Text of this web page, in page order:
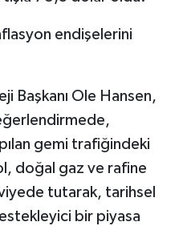
endişelerini
Başkanı Ole Hansen,
gemi trafiğindeki
doğal gaz ve rafine
tutarak, tarihsel
bir piyasa